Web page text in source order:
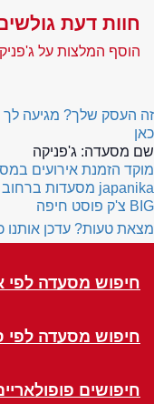
חוות דעת
הוסף המלצות על
זה העסק שלך? מגיעה לך
כאן
שם מסעדה: ג'פניקה
מוקד הזמנת אירועים
japanika מסעדות ברחוב
BIG צ'ק פוסט חיפה
מצאת טעות? עדכן אותנו
חיפוש מסעדה לפי
חיפוש מסעדה לפי
חיפושים